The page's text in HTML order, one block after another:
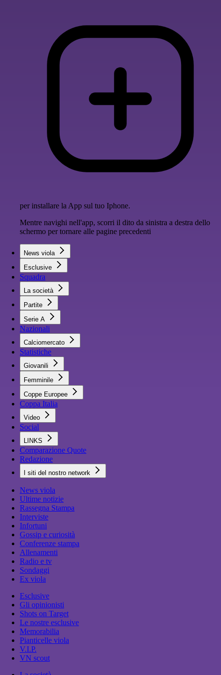
per installare la App sul tuo Iphone.
Mentre navighi nell'app, scorri il dito da sinistra a destra dello
schermo per tornare alle pagine precedenti
News viola
Esclusive
Squadra
La società
Partite
Serie A
Nazionali
Calciomercato
Statistiche
Giovanili
Femminile
Coppe Europee
Coppa Italia
Video
Social
LINKS
Comparazione Quote
Redazione
I siti del nostro network
News viola
Ultime notizie
Rassegna Stampa
Interviste
Infortuni
Gossip e curiosità
Conferenze stampa
Allenamenti
Radio e tv
Sondaggi
Ex viola
Esclusive
Gli opinionisti
Shots on Target
Le nostre esclusive
Memorabilia
Pianticelle viola
V.I.P.
VN scout